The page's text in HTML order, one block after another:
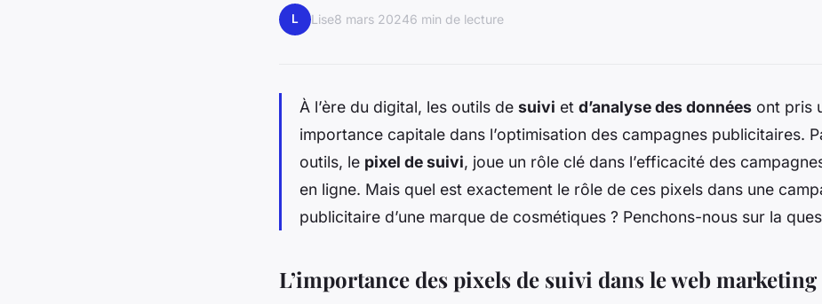
L Lise8 mars 20246 min de lecture
À l’ère du digital, les outils de suivi et d’analyse des données ont pris
importance capitale dans l’optimisation des campagnes publicitaires.
outils, le pixel de suivi, joue un rôle clé dans l’efficacité des
en ligne. Mais quel est exactement le rôle de ces pixels dans une
publicitaire d’une marque de cosmétiques ? Penchons-nous sur la
L’importance des pixels de suivi dans le web marketing